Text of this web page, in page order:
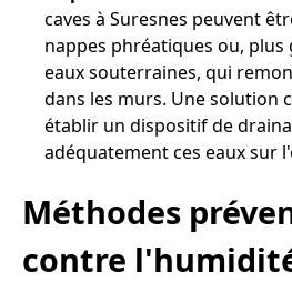
caves à Suresnes peuvent
nappes phréatiques ou, plus
eaux souterraines, qui
dans les murs. Une solution
établir un dispositif de
adéquatement ces eaux sur
Méthodes
contre